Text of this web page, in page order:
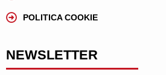
POLITICA COOKIE
NEWSLETTER